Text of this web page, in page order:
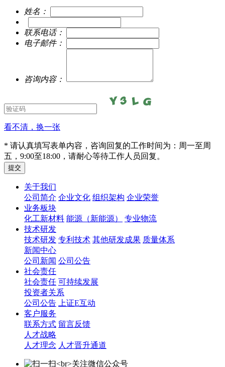
姓名：
联系电话：
电子邮件：
咨询内容：
看不清，换一张
* 请认真填写表单内容，咨询回复的工作时间为：周一至周
五，9:00至18:00，请耐心等待工作人员回复。
关于我们
公司简介 企业文化 组织架构 企业荣誉
业务板块
化工新材料 能源（新能源）
专业物流
技术研发
技术研发 专利技术 其他研发成果 质量体系
新闻中心
公司新闻 公司公告
社会责任
社会责任 可持续发展
投资者关系
公司公告
上证E互动
客户服务
联系方式 留言反馈
人才战略
人才理念 人才晋升通道